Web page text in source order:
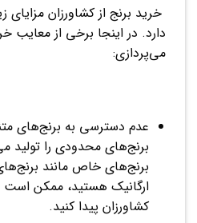
خرید برنج از کشاورزان مزایای
دارد. در اینجا برخی از معایب
می‌پردازی:
عدم دسترسی به برنج‌های
برنج‌های محدودی را تولید
برنج‌های خاص مانند
ارگانیک هستید، ممکن است
کشاورزان پیدا کنید.